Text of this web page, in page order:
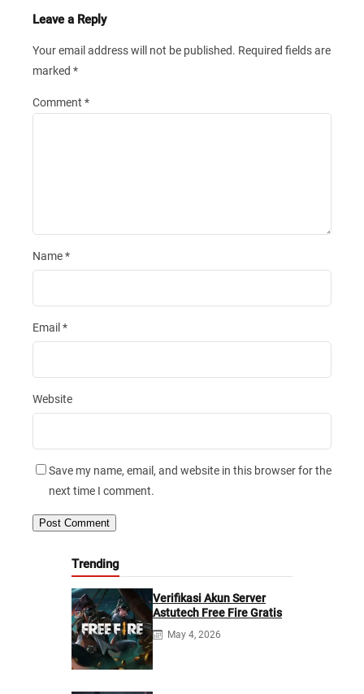
Leave a Reply
Your email address will not be published. Required fields are
marked *
Comment *
Name*
Email *
Website
Save my name, email, and website in this browser for the
next time I comment.
Trending
Verifikasi Akun Server
Astutech Free Fire Gratis
May 4, 2026